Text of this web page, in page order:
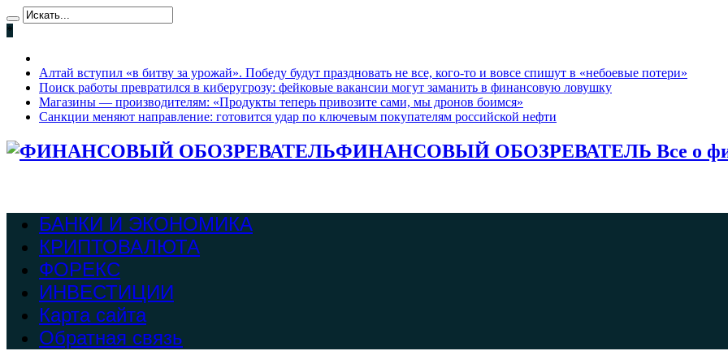
*
Алтай вступил «в битву за урожай». Победу будут праздновать не все, кого-то и вовсе спишут в «небоевые потери»
Поиск работы превратился в киберугрозу: фейковые вакансии могут заманить в финансовую ловушку
Магазины — производителям: «Продукты теперь привозите сами, мы дронов боимся»
Санкции меняют направление: готовится удар по ключевым покупателям российской нефти
ФИНАНСОВЫЙ ОБОЗРЕВАТЕЛЬ Все о
БАНКИ И ЭКОНОМИКА
КРИПТОВАЛЮТА
ФОРЕКС
ИНВЕСТИЦИИ
Карта сайта
Обратная связь